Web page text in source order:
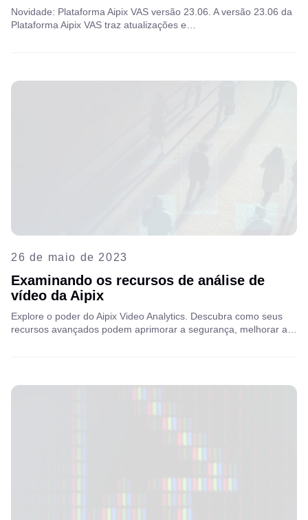
Novidade: Plataforma Aipix VAS versão 23.06. A versão 23.06 da
Plataforma Aipix VAS traz atualizações e…
26 de maio de 2023
Examinando os recursos de análise de
vídeo da Aipix
Explore o poder do Aipix Video Analytics. Descubra como seus
recursos avançados podem aprimorar a segurança, melhorar a